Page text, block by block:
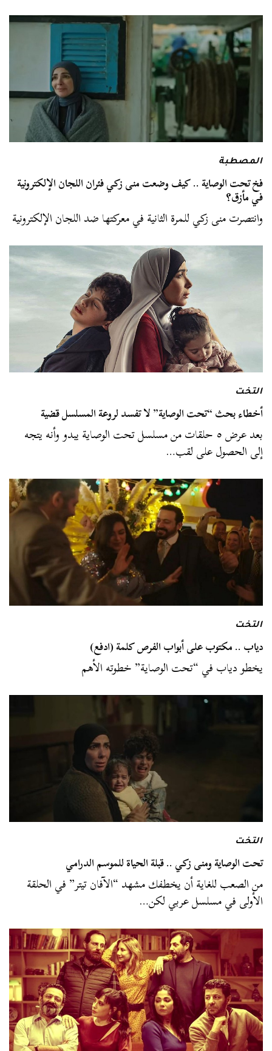
المصطبة
فخ تحت الوصاية .. كيف وضعت منى زكي فئران اللجان الإلكترونية
في مأزق؟
وانتصرت منى زكي للمرة الثانية في معركتها ضد اللجان الإلكترونية
التخت
أخطاء بحث “تحت الوصاية” لا تفسد لروعة المسلسل قضية
بعد عرض ٥ حلقات من مسلسل تحت الوصاية يبدو وأنه يتجه
إلى الحصول على لقب…
التخت
دياب .. مكتوب على أبواب الفرص كلمة (ادفع)
يخطو دياب في “تحت الوصاية” خطوته الأهم
التخت
تحت الوصاية ومنى زكي .. قبلة الحياة للموسم الدرامي
من الصعب للغاية أن يخطفك مشهد “الآفان تيتر” في الحلقة
الأولى في مسلسل عربي لكن…